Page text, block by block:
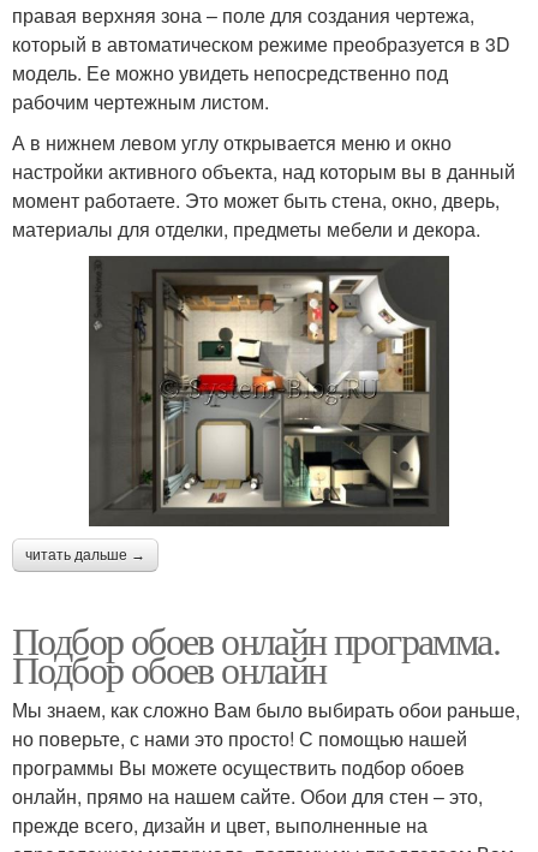
правая верхняя зона – поле для создания чертежа,
который в автоматическом режиме преобразуется в 3D
модель. Ее можно увидеть непосредственно под
рабочим чертежным листом.
А в нижнем левом углу открывается меню и окно
настройки активного объекта, над которым вы в данный
момент работаете. Это может быть стена, окно, дверь,
материалы для отделки, предметы мебели и декора.
читать дальше →
Подбор обоев онлайн программа.
Подбор обоев онлайн
Мы знаем, как сложно Вам было выбирать обои раньше,
но поверьте, с нами это просто! С помощью нашей
программы Вы можете осуществить подбор обоев
онлайн, прямо на нашем сайте. Обои для стен – это,
прежде всего, дизайн и цвет, выполненные на